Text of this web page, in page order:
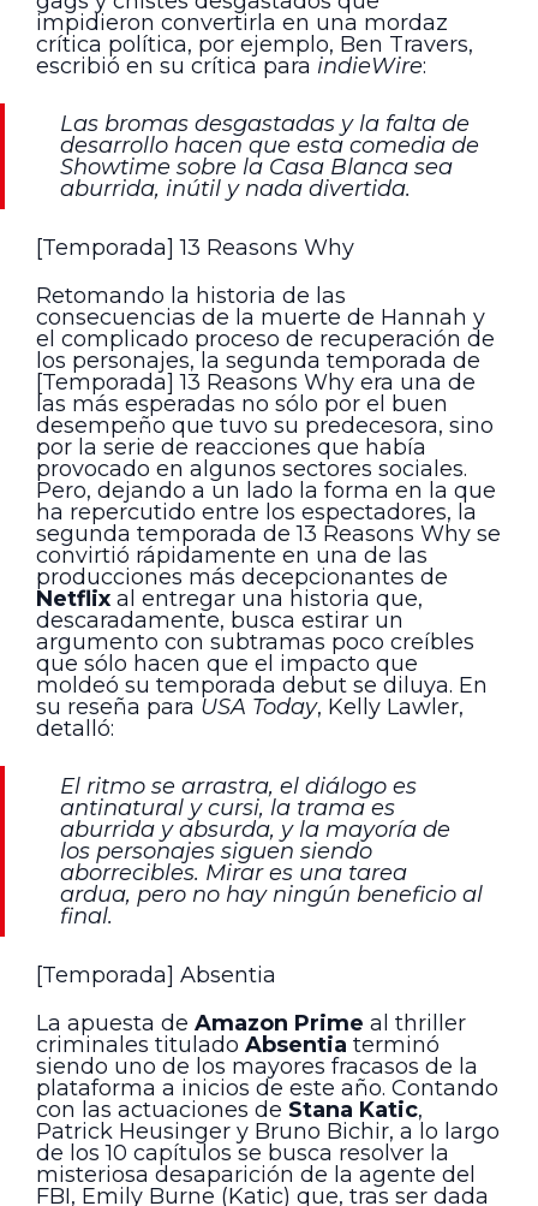
impidieron convertirla en una mordaz
crítica política, por ejemplo, Ben Travers,
escribió en su crítica para indieWire:
Las bromas desgastadas y la falta de
desarrollo hacen que esta comedia de
Showtime sobre la Casa Blanca sea
aburrida, inútil y nada divertida.
[Temporada] 13 Reasons Why
Retomando la historia de las
consecuencias de la muerte de Hannah y
el complicado proceso de recuperación de
los personajes, la segunda temporada de
[Temporada] 13 Reasons Why era una de
las más esperadas no sólo por el buen
desempeño que tuvo su predecesora, sino
por la serie de reacciones que había
provocado en algunos sectores sociales.
Pero, dejando a un lado la forma en la que
ha repercutido entre los espectadores, la
segunda temporada de 13 Reasons Why se
convirtió rápidamente en una de las
producciones más decepcionantes de
Netflix al entregar una historia que,
descaradamente, busca estirar un
argumento con subtramas poco creíbles
que sólo hacen que el impacto que
moldeó su temporada debut se diluya. En
su reseña para USA Today, Kelly Lawler,
detalló:
El ritmo se arrastra, el diálogo es
antinatural y cursi, la trama es
aburrida y absurda, y la mayoría de
los personajes siguen siendo
aborrecibles. Mirar es una tarea
ardua, pero no hay ningún beneficio al
final.
[Temporada] Absentia
La apuesta de Amazon Prime al thriller
criminales titulado Absentia terminó
siendo uno de los mayores fracasos de la
plataforma a inicios de este año. Contando
con las actuaciones de Stana Katic,
Patrick Heusinger y Bruno Bichir, a lo largo
de los 10 capítulos se busca resolver la
misteriosa desaparición de la agente del
FBI, Emily Burne (Katic) que, tras ser dada